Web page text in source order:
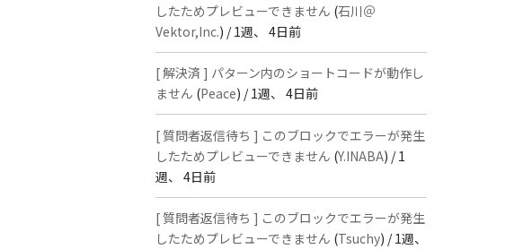
したためプレビューできません (石川＠
Vektor,Inc.) /1週、 4日前
[ 解決済 ] パターン内のショートコードが動作し
ません (Peace) /1週、 4日前
[ 質問者返信待ち ] このブロックでエラーが発生
したためプレビューできません (Y.INABA) /1
週、 4日前
[ 質問者返信待ち ] このブロックでエラーが発生
したためプレビューできません (Tsuchy) /1週、